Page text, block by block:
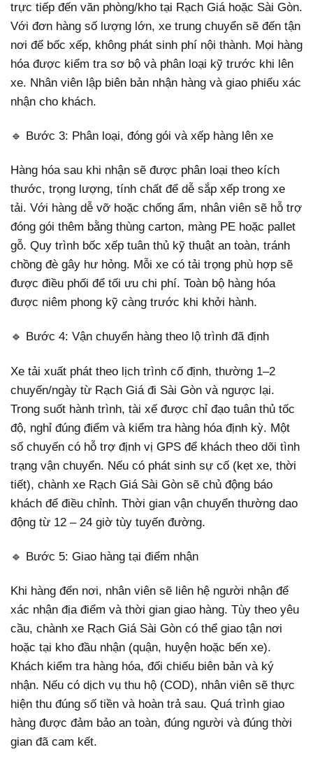
trực tiếp đến văn phòng/kho tại Rạch Giá hoặc Sài Gòn.
Với đơn hàng số lượng lớn, xe trung chuyển sẽ đến tận
nơi để bốc xếp, không phát sinh phí nội thành. Mọi hàng
hóa được kiểm tra sơ bộ và phân loại kỹ trước khi lên
xe. Nhân viên lập biên bản nhận hàng và giao phiếu xác
nhận cho khách.
🔹 Bước 3: Phân loại, đóng gói và xếp hàng lên xe
Hàng hóa sau khi nhận sẽ được phân loại theo kích
thước, trọng lượng, tính chất để dễ sắp xếp trong xe
tải. Với hàng dễ vỡ hoặc chống ẩm, nhân viên sẽ hỗ trợ
đóng gói thêm bằng thùng carton, màng PE hoặc pallet
gỗ. Quy trình bốc xếp tuân thủ kỹ thuật an toàn, tránh
chồng đè gây hư hỏng. Mỗi xe có tải trọng phù hợp sẽ
được điều phối để tối ưu chi phí. Toàn bộ hàng hóa
được niêm phong kỹ càng trước khi khởi hành.
🔹 Bước 4: Vận chuyển hàng theo lộ trình đã định
Xe tải xuất phát theo lịch trình cố định, thường 1–2
chuyến/ngày từ Rạch Giá đi Sài Gòn và ngược lại.
Trong suốt hành trình, tài xế được chỉ đạo tuân thủ tốc
độ, nghỉ đúng điểm và kiểm tra hàng hóa định kỳ. Một
số chuyến có hỗ trợ định vị GPS để khách theo dõi tình
trạng vận chuyển. Nếu có phát sinh sự cố (kẹt xe, thời
tiết), chành xe Rạch Giá Sài Gòn sẽ chủ động báo
khách để điều chỉnh. Thời gian vận chuyển thường dao
động từ 12 – 24 giờ tùy tuyến đường.
🔹 Bước 5: Giao hàng tại điểm nhận
Khi hàng đến nơi, nhân viên sẽ liên hệ người nhận để
xác nhận địa điểm và thời gian giao hàng. Tùy theo yêu
cầu, chành xe Rạch Giá Sài Gòn có thể giao tận nơi
hoặc tại kho đầu nhận (quận, huyện hoặc bến xe).
Khách kiểm tra hàng hóa, đối chiếu biên bản và ký
nhận. Nếu có dịch vụ thu hộ (COD), nhân viên sẽ thực
hiện thu đúng số tiền và hoàn trả sau. Quá trình giao
hàng được đảm bảo an toàn, đúng người và đúng thời
gian đã cam kết.